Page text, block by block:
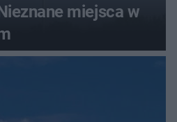
miejsca w